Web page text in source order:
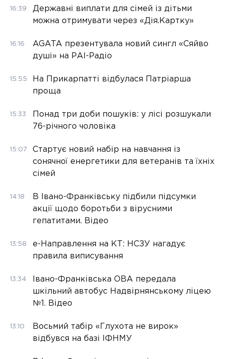
16:39
Державні виплати для сімей із дітьми
можна отримувати через «Дія.Картку»
16:16
AGATA презентувала новий сингл «Сяйво
душі» на РАІ-Радіо
15:55
На Прикарпатті відбулася Патріарша
проща
15:33
Понад три доби пошуків: у лісі розшукали
76-річного чоловіка
15:07
Стартує новий набір на навчання із
сонячної енергетики для ветеранів та їхніх
сімей
14:18
В Івано-Франківську підбили підсумки
акції щодо боротьби з вірусними
гепатитами. Відео
13:58
е-Направлення на КТ: НСЗУ нагадує
правила виписування
13:34
Івано-Франківська ОВА передала
шкільний автобус Надвірнянському ліцею
№1. Відео
13:10
Восьмий табір «Глухота не вирок»
відбувся на базі ІФНМУ